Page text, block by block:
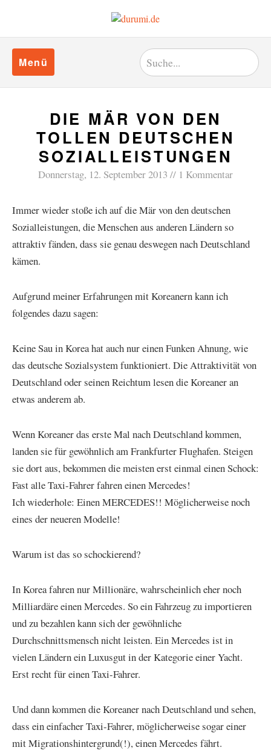
Menü
DIE MÄR VON DEN
TOLLEN DEUTSCHEN
SOZIALLEISTUNGEN
Donnerstag, 12. September 2013 1 Kommentar
Immer wieder stoße ich auf die Mär von den deutschen
Sozialleistungen, die Menschen aus anderen Ländern so
attraktiv fänden, dass sie genau deswegen nach Deutschland
kämen.
Aufgrund meiner Erfahrungen mit Koreanern kann ich
folgendes dazu sagen:
Keine Sau in Korea hat auch nur einen Funken Ahnung, wie
das deutsche Sozialsystem funktioniert. Die Attraktivität von
Deutschland oder seinen Reichtum lesen die Koreaner an
etwas anderem ab.
Wenn Koreaner das erste Mal nach Deutschland kommen,
landen sie für gewöhnlich am Frankfurter Flughafen. Steigen
sie dort aus, bekommen die meisten erst einmal einen Schock:
Fast alle Taxi-Fahrer fahren einen Mercedes!
Ich wiederhole: Einen MERCEDES!! Möglicherweise noch
eines der neueren Modelle!
Warum ist das so schockierend?
In Korea fahren nur Millionäre, wahrscheinlich eher noch
Milliardäre einen Mercedes. So ein Fahrzeug zu importieren
und zu bezahlen kann sich der gewöhnliche
Durchschnittsmensch nicht leisten. Ein Mercedes ist in
vielen Ländern ein Luxusgut in der Kategorie einer Yacht.
Erst recht für einen Taxi-Fahrer.
Und dann kommen die Koreaner nach Deutschland und sehen,
dass ein einfacher Taxi-Fahrer, möglicherweise sogar einer
mit Migrationshintergrund(!), einen Mercedes fährt.